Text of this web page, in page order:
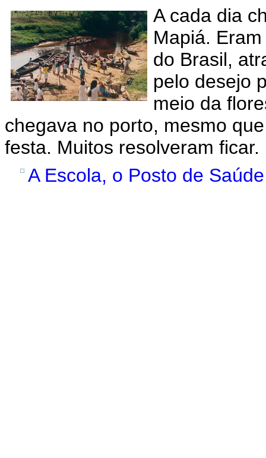
A cada dia
Mapiá.
do Brasil,
pelo desejo
meio da
chegava no porto, mesmo
festa. Muitos resolveram ficar.
A Escola, o Posto de